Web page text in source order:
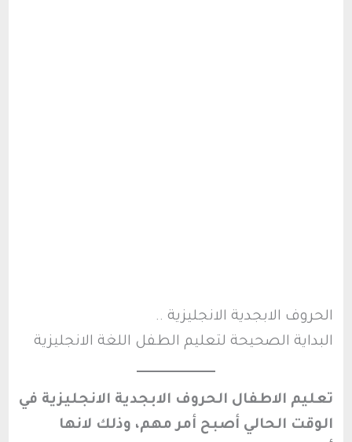
الحروف الابجدية الانجليزية ..
البداية الصحيحة لتعليم الطفل اللغة الانجليزية
تعليم الاطفال الحروف الابجدية الانجليزية في
الوقت الحالي أصبح أمر مهم، وذلك لانها